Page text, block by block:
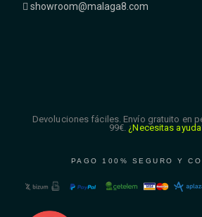
showroom@malaga8.com
Devoluciones fáciles. Envío gratuito en
99€. ¿Necesitas
PAGO 100% SEGURO Y